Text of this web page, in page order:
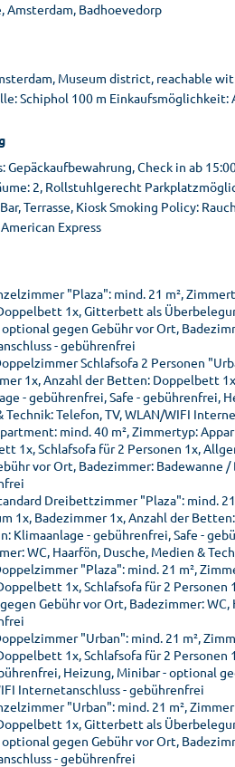
Amsterdam, Badhoevedorp
Museum district, reachable
Schiphol 100 m Einkaufsmöglichkeit:
Gepäckaufbewahrung, Check in ab
2, Rollstuhlgerecht
Terrasse, Kiosk Smoking Policy:
Express
"Plaza": mind. 21 m²,
1x, Gitterbett als
gegen Gebühr vor Ort,
- gebührenfrei
Schlafsofa 2 Personen
1x, Anzahl der Betten: Doppelbett
- gebührenfrei, Safe - gebührenfrei,
Technik: Telefon, TV, WLAN/WIFI
mind. 40 m², Zimmertyp:
1x, Schlafsofa für 2 Personen 1x,
vor Ort, Badezimmer: Badewanne
Dreibettzimmer "Plaza": mind.
1x, Badezimmer 1x, Anzahl der
Klimaanlage - gebührenfrei, Safe -
WC, Haarfön, Dusche, Medien &
"Plaza": mind. 21 m²,
1x, Schlafsofa für 2 Personen
Gebühr vor Ort, Badezimmer:
"Urban": mind. 21 m²,
1x, Schlafsofa für 2
Heizung, Minibar - optional
Internetanschluss - gebührenfrei
"Urban": mind. 21 m²,
1x, Gitterbett als
gegen Gebühr vor Ort,
- gebührenfrei